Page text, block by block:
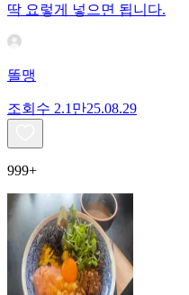
딱 요렇게 넣으면 됩니다.
똘맹
조회수 2.1만25.08.29
999+